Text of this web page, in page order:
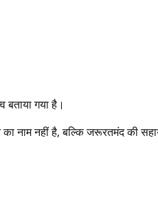
बताया गया है।
नाम नहीं है, बल्कि जरूरतमंद की